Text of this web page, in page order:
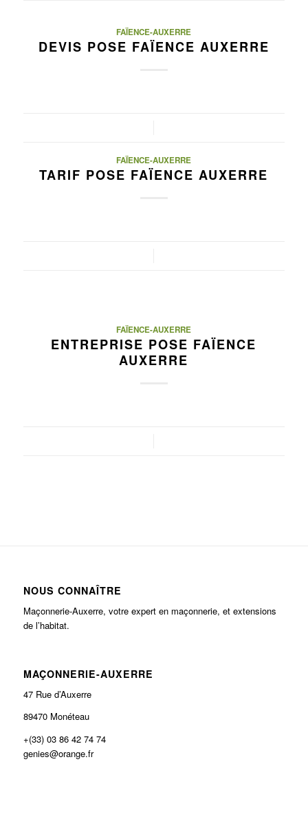
FAÏENCE-AUXERRE
DEVIS POSE FAÏENCE AUXERRE
FAÏENCE-AUXERRE
TARIF POSE FAÏENCE AUXERRE
FAÏENCE-AUXERRE
ENTREPRISE POSE FAÏENCE
AUXERRE
NOUS CONNAÎTRE
Maçonnerie-Auxerre, votre expert en maçonnerie, et extensions
de l’habitat.
MAÇONNERIE-AUXERRE
47 Rue d’Auxerre
89470 Monéteau
+(33) 03 86 42 74 74
genies@orange.fr